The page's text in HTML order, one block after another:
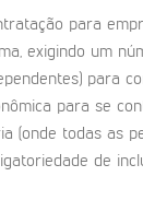
para
exigindo um
para
para se
(onde todas as
de